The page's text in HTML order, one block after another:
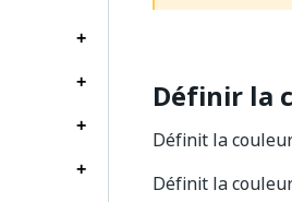
Définir la
Définit la
Définit la